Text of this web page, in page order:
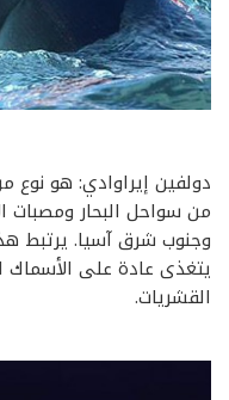
دولفين إيراوادي: هو نوع
من سواحل البحار ومصبات
وجنوب شرق آسيا. يرتبط
يتغذى عادة على
القشريات.